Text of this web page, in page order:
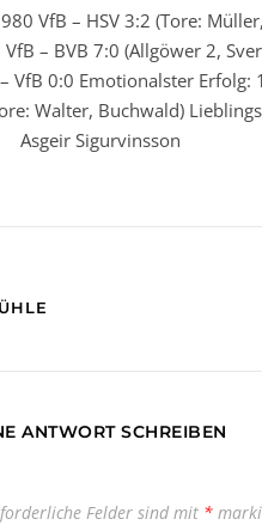
VfB – HSV 3:2 (Tore:
– BVB 7:0 (Allgöwer 2,
VfB 0:0 Emotionalster Erfolg:
Walter, Buchwald)
Asgeir Sigurvinsson
ANTWORT SCHREIBEN
Felder sind mit *